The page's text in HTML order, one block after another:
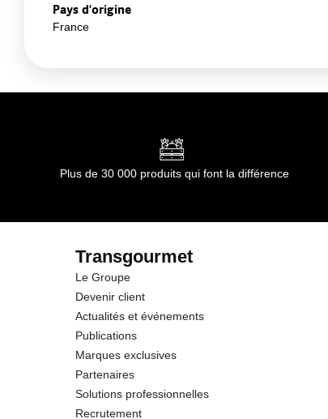
Pays d'origine
France
Plus de 30 000 produits qui font la différence
Transgourmet
Le Groupe
Devenir client
Actualités et événements
Publications
Marques exclusives
Partenaires
Solutions professionnelles
Recrutement